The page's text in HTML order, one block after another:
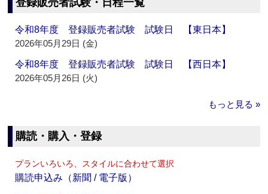
登録販売者試験・日程一覧
令和8年度 登録販売者試験 試験日 【東日本】
2026年05月29日 (金)
令和8年度 登録販売者試験 試験日 【西日本】
2026年05月26日 (火)
もっと見る »
購読・購入・登録
プランいろいろ、スタイルに合わせて選択
購読申込み（新聞 / 電子版）